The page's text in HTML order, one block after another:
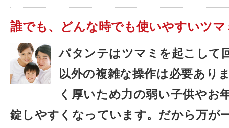
誰でも、どんな時でも使いやすいツマ
パタンテはツマミを起こして
以外の複雑な操作は必要あり
く厚いため力の弱い子供やお
錠しやすくなっています。だから万が